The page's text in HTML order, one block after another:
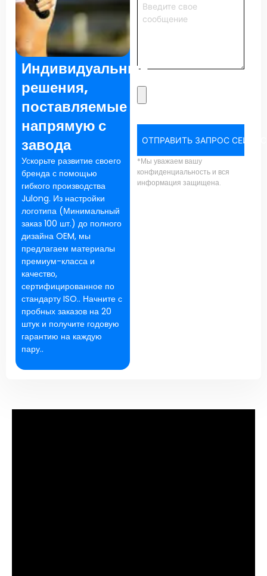
ОТПРАВИТЬ ЗАПРОС СЕЙЧАС
*Мы уважаем вашу
конфиденциальность и вся
информация защищена.
Индивидуальные
решения,
поставляемые
напрямую с
завода
Ускорьте развитие своего
бренда с помощью
гибкого производства
Julong. Из настройки
логотипа (Минимальный
заказ 100 шт.) до полного
дизайна OEM, мы
предлагаем материалы
премиум-класса и
качество,
сертифицированное по
стандарту ISO.. Начните с
пробных заказов на 20
штук и получите годовую
гарантию на каждую
пару..